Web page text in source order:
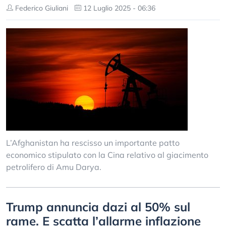
Federico Giuliani 12 Luglio 2025 - 06:36
L’Afghanistan ha rescisso un importante patto
economico stipulato con la Cina relativo al giacimento
petrolifero di Amu Darya.
Trump annuncia dazi al 50% sul
rame. E scatta l’allarme inflazione